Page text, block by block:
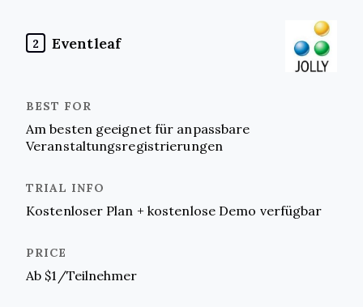
2 Eventleaf
Am besten geeignet für anpassbare
Veranstaltungsregistrierungen
Kostenloser Plan + kostenlose Demo verfügbar
Ab $1/Teilnehmer